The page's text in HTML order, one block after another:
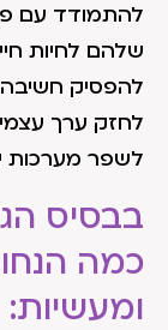
להתמודד עם
שלהם לחיות
להפסיק
לחזק ערך
לשפר מערכות
כמה
ומעשיות: